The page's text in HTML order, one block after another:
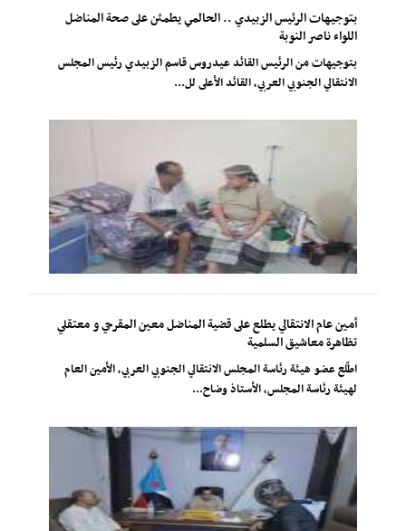
بتوجيهات الرئيس الزبيدي .. الحالمي يطمئن على صحة المناضل
اللواء ناصر النوبة
بتوجيهات من الرئيس القائد عيدروس قاسم الزبيدي رئيس المجلس
الانتقالي الجنوبي العربي، القائد الأعلى لل...
أمين عام الانتقالي يطلع على قضية المناضل معين المقرحي و معتقلي
تظاهرة معاشيق السلمية
اطّلع عضو هيئة رئاسة المجلس الانتقالي الجنوبي العربي، الأمين العام
لهيئة رئاسة المجلس، الأستاذ وضاح...